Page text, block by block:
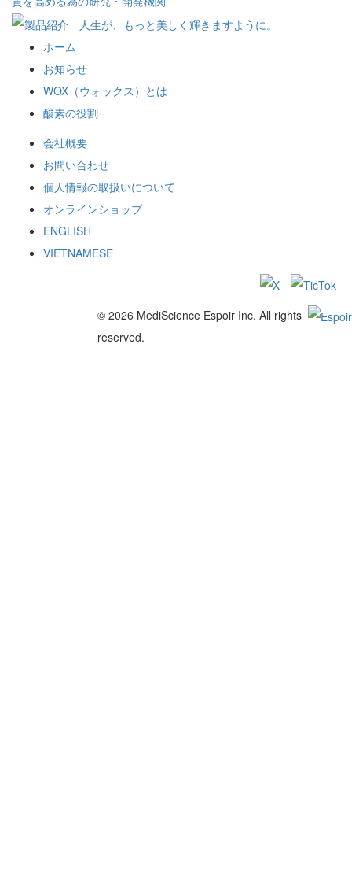
ホーム
お知らせ
WOX（ウォックス）とは
酸素の役割
会社概要
お問い合わせ
個人情報の取扱いについて
オンラインショップ
ENGLISH
VIETNAMESE
© 2026 MediScience Espoir Inc. All rights
reserved.